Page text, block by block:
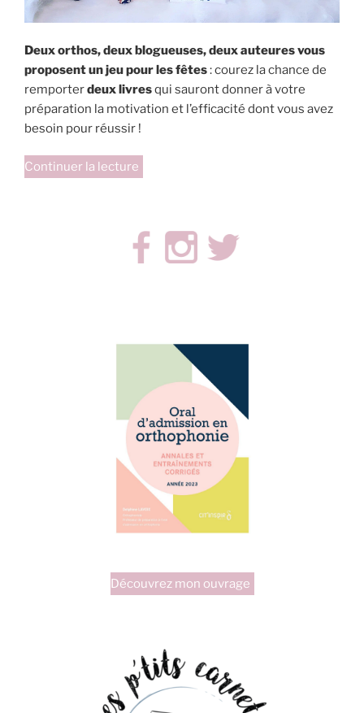
Deux orthos, deux blogueuses, deux auteures vous
proposent un jeu pour les fêtes: courez la chance de
remporterdeux livresqui sauront donner à votre
préparation la motivation et l’efficacité dont vous avez
besoin pour réussir !
Continuer la lecture
spécial
Noël »
Découvrez mon ouvrage